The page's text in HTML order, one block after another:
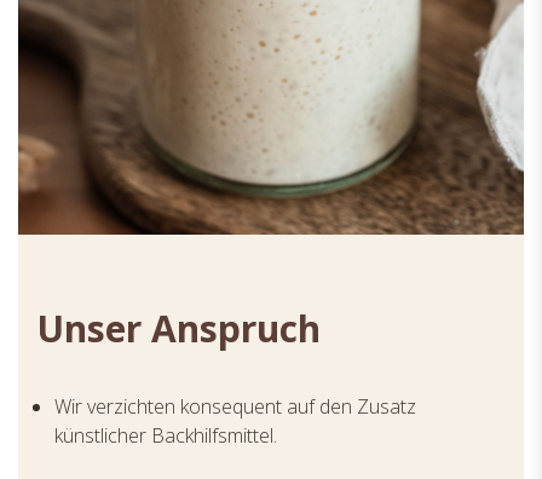
Unser Anspruch
Wir verzichten konsequent auf den Zusatz
künstlicher Backhilfsmittel.